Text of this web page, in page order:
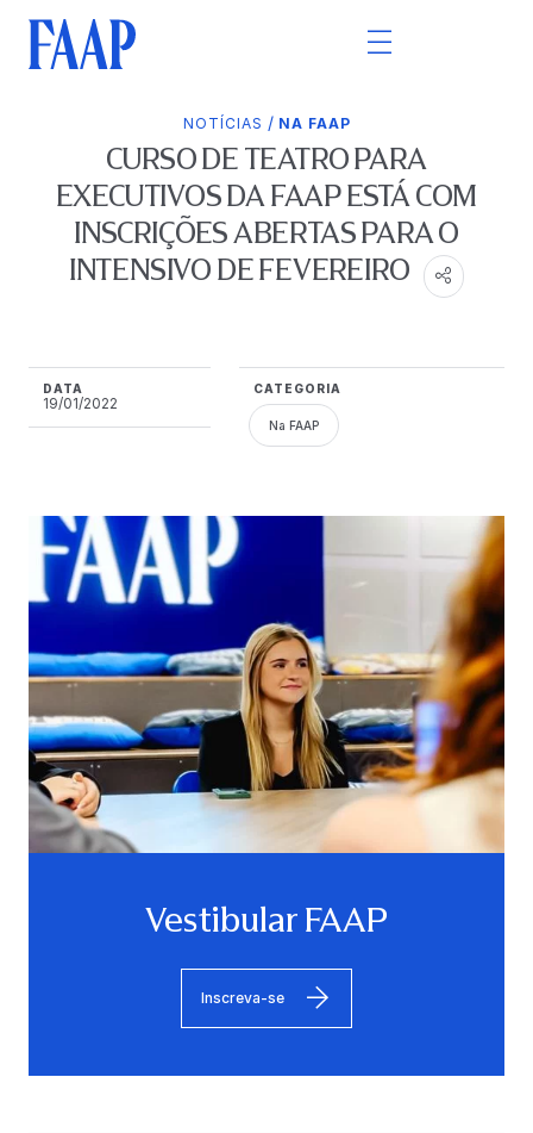
NOTÍCIAS / NA FAAP
CURSO DE TEATRO PARA
EXECUTIVOS DA FAAP ESTÁ COM
INSCRIÇÕES ABERTAS PARA O
INTENSIVO DE FEVEREIRO
DATA
19/01/2022
CATEGORIA
Na FAAP
Vestibular FAAP
Inscreva-se